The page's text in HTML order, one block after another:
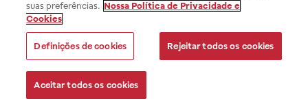
suas preferências. Nossa Política de Privacidade e
Cookies
Definições de cookies Rejeitar todos os cookies
Aceitar todos os cookies